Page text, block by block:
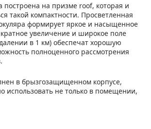
построена на призме roof, которая и
такой компактности. Просветленная
формирует яркое и насыщенное
увеличение и широкое поле
в 1 км) обеспечат хорошую
полноценного рассмотрения
в брызгозащищенном корпусе,
использовать не только в помещении,